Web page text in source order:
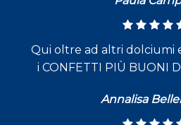
Qui oltre ad altri dolciumi
i CONFETTI PIÙ BUONI
Annalisa